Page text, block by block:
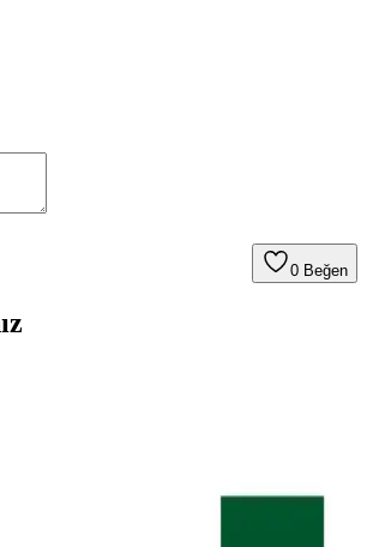
0 Beğen
uygun, parfümsüz ve çevre dostu formülüyle
seçenek sunar.